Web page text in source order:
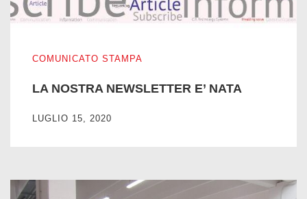
COMUNICATO STAMPA
LA NOSTRA NEWSLETTER E’ NATA
LUGLIO 15, 2020